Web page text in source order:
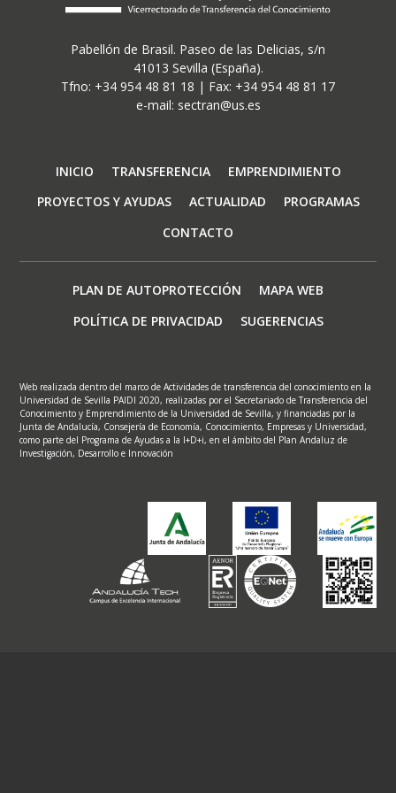
Pabellón de Brasil. Paseo de las Delicias, s/n
41013 Sevilla (España).
Tfno: +34 954 48 81 18 | Fax: +34 954 48 81 17
e-mail: sectran@us.es
Navegación
principal
INICIO TRANSFERENCIA
EMPRENDIMIENTO
PROYECTOS Y AYUDAS
ACTUALIDAD
PROGRAMAS
CONTACTO
PLAN DE AUTOPROTECCIÓN
MAPA WEB
POLÍTICA DE PRIVACIDAD
SUGERENCIAS
Web realizada dentro del marco de Actividades de transferencia del conocimiento en la
Universidad de Sevilla PAIDI 2020, realizadas por el Secretariado de Transferencia del
Conocimiento y Emprendimiento de la Universidad de Sevilla, y financiadas por la
Junta de Andalucía, Consejería de Economía, Conocimiento, Empresas y Universidad,
como parte del Programa de Ayudas a la I+D+i, en el ámbito del Plan Andaluz de
Investigación, Desarrollo e Innovación